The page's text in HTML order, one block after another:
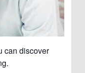
can discover